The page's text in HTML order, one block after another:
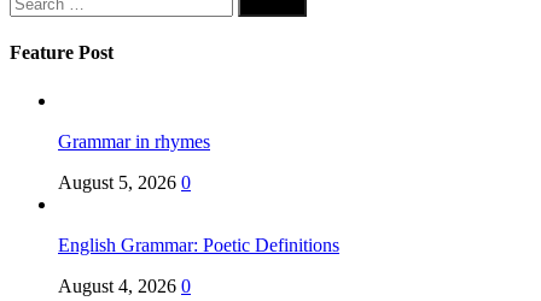
for:
Feature Post
Grammar in rhymes
August 5, 2026 0
English Grammar: Poetic Definitions
August 4, 2026 0